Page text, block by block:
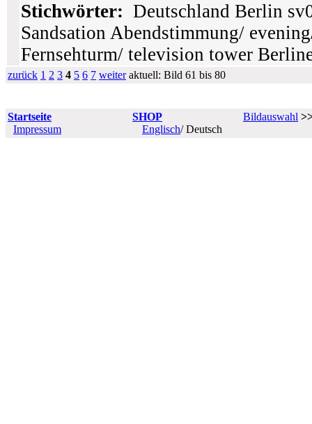
Stichwörter: Deutschland Berlin
Sandsation Abendstimmung/
Fernsehturm/ television tower
zurück 1 2 3 4 5 6 7 weiteraktuell: Bild 61 bis 80
Startseite SHOP Bildauswahl
Impressum
Englisch/ Deutsch